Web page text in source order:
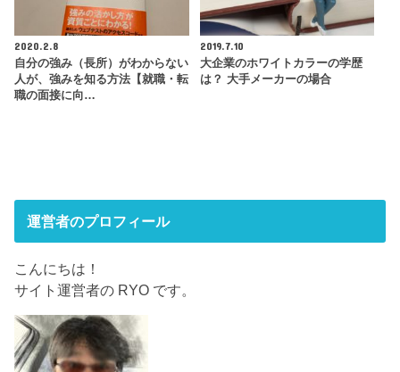
2020.2.8
自分の強み（長所）がわからない
人が、強みを知る方法【就職・転
職の面接に向…
2019.7.10
大企業のホワイトカラーの学歴
は？ 大手メーカーの場合
運営者のプロフィール
こんにちは！
サイト運営者の RYO です。